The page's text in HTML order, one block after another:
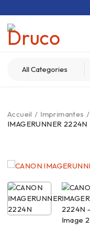
Accueil / Imprimantes /
IMAGERUNNER 2224N